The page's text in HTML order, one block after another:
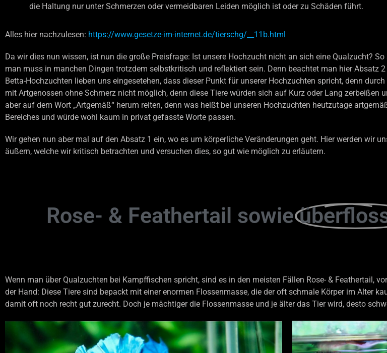
die Haltung nur unter Schmerzen oder vermeidbaren Leiden möglich ist oder zu Schäden führt.
Alles hier nachzulesen: https://www.gesetze-im-internet.de/tierschg/__11b.html
Da wir dies nun wissen, ist nun die große Preisfrage: Ist unsere Hochzucht nicht an sich eine Qualzucht?
man muss in manchen Dingen trotzdem selbstkritisch und reflektiert sein. Denn beachtet man hier Absatz
Betta-Hochzuchten lieben uns eingesetehen, dass dieser Punkt für unserer Hochzuchten spricht, denn
mit Artgenossen ohne Schmerz nicht möglich, denn diese Tiere würden sich auf Kurz oder Lang zerbeißen
aber auf dem Wort „Artgemäß“ herum reiten, denn was heißt bei unseren Hochzuchten heutzutage
Bereiches und würde wohl kaum in privat gefasste Worte passen.
Wir gehen nun aber mal auf den Absatz 1 ein, wo es um körperliche Veränderungen geht. Hier werden wir
äußern, welche wir kritisch betrachten und versuchen dies, so gut wie möglich zu erläutern.
Rose- & Feathertail sowie
Wenn man über Qualzuchten bei Kampffischen spricht, sind es in den meisten Fällen Rose- & Feathertail,
der Hand: Diese Tiere sind bepackt mit einer enormen Flossenmasse, die der oft schmale Körper im Alter
damit oft noch recht gut zurecht. Doch je mächtiger die Flossenmasse und je älter das Tier wird, desto